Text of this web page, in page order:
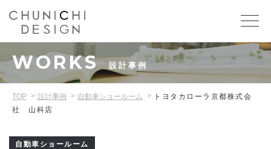
WORKS 設計事例
TOP 設計事例 自動車ショールーム
トヨタカローラ京都株式会
社 山科店
自動車ショールーム